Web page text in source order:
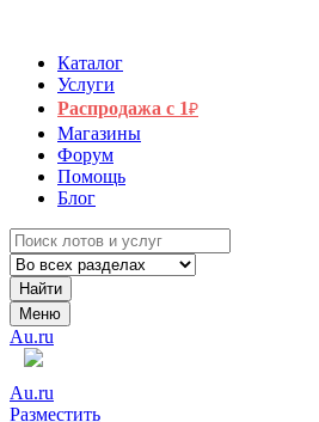
Каталог
Услуги
Распродажа с 1₽
Магазины
Форум
Помощь
Блог
Найти
Меню
Au.ru
Au.ru
Разместить